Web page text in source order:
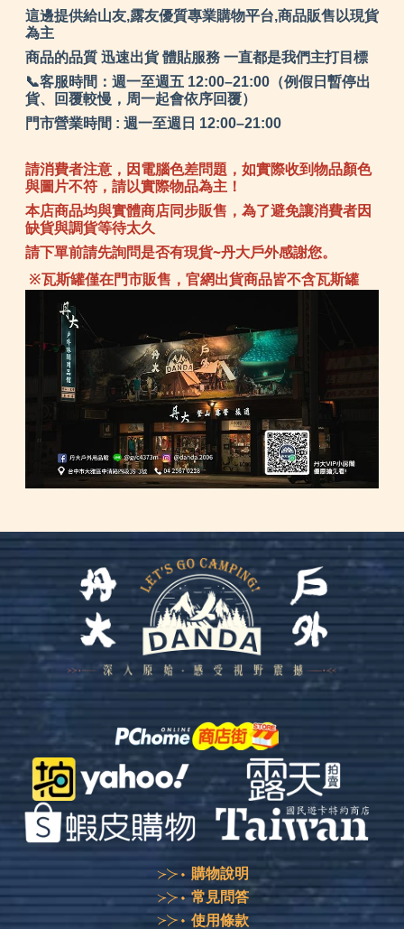
這邊提供給山友,露友優質專業購物平台,商品販售以現貨
為主
商品的品質 迅速出貨 體貼服務 一直都是我們主打目標
📞客服時間：週一至週五 12:00–21:00（例假日暫停出
貨、回覆較慢，周一起會依序回覆）
門市營業時間 : 週一至週日 12:00–21:00
請消費者注意，因電腦色差問題，如實際收到物品顏色
與圖片不符，請以實際物品為主！
本店商品均與實體商店同步販售，為了避免讓消費者因
缺貨與調貨等待太久
請下單前請先詢問是否有現貨~丹大戶外感謝您。
※瓦斯罐僅在門市販售，官網出貨商品皆不含瓦斯罐
購物說明
常見問答
使用條款